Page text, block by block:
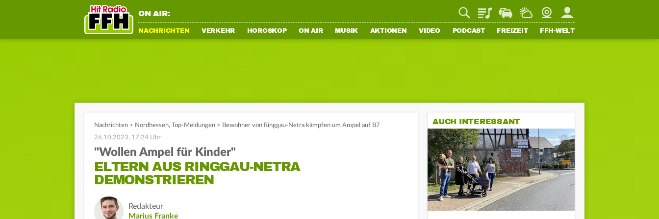
ON AIR: PlaylistStaupilotWetterWebcamMein FFH
NACHRICHTEN VERKEHR HOROSKOP ON AIR MUSIK AKTIONEN VIDEO PODCAST FREIZEIT FFH-WELT
Nachrichten > Nordhessen, Top-Meldungen > Bewohner von Ringgau-Netra kämpfen um Ampel auf B7
26.10.2023, 17:24 Uhr
"Wollen Ampel für Kinder"
ELTERN AUS RINGGAU-NETRA
DEMONSTRIEREN
Redakteur
Marius Franke
AUCH INTERESSANT